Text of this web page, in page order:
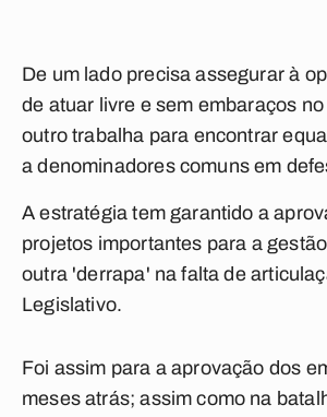
De um lado precisa assegurar à
de atuar livre e sem embaraços
outro trabalha para encontrar
a denominadores comuns em
A estratégia tem garantido a
projetos importantes para a
outra 'derrapa' na falta de
Legislativo.
Foi assim para a aprovação dos
meses atrás; assim como na